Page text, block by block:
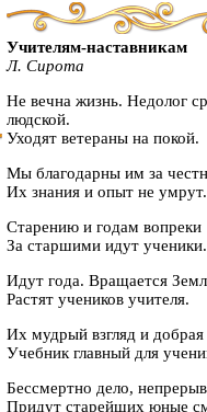
Учителям-наставникам
Л. Сирота
Не вечна жизнь. Недолог
людской.
Уходят ветераны на покой.
Мы благодарны им за
Их знания и опыт не умрут.
Старению и годам вопреки
За старшими идут ученики.
Идут года. Вращается
Растят учеников учителя.
Их мудрый взгляд и добрая
Учебник главный для
Бессмертно дело,
Придут старейших юные